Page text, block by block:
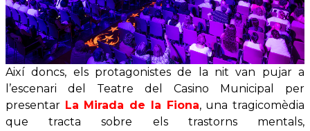
Així doncs, els protagonistes de la nit van pujar a
l’escenari del Teatre del Casino Municipal per
presentar La Mirada de la Fiona, una tragicomèdia
que tracta sobre els trastorns mentals,